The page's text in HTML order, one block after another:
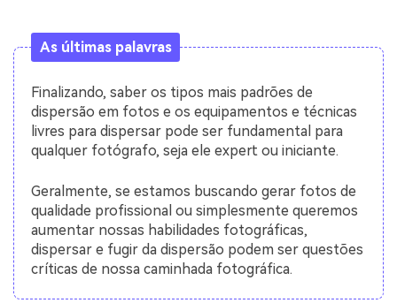
As últimas palavras
Finalizando, saber os tipos mais padrões de
dispersão em fotos e os equipamentos e técnicas
livres para dispersar pode ser fundamental para
qualquer fotógrafo, seja ele expert ou iniciante.
Geralmente, se estamos buscando gerar fotos de
qualidade profissional ou simplesmente queremos
aumentar nossas habilidades fotográficas,
dispersar e fugir da dispersão podem ser questões
críticas de nossa caminhada fotográfica.